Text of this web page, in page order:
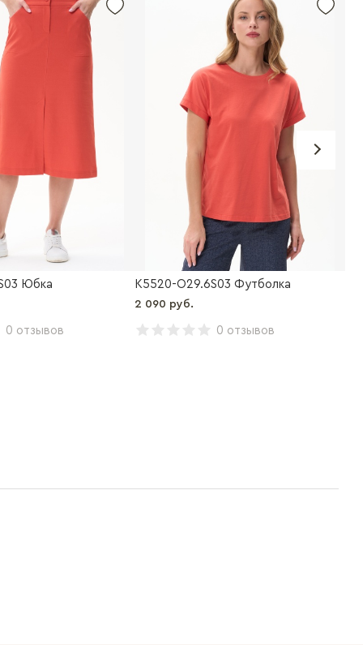
Юбка
0 отзывов
K5520-O29.6S03 Футболка
2 090 руб.
0 отзывов